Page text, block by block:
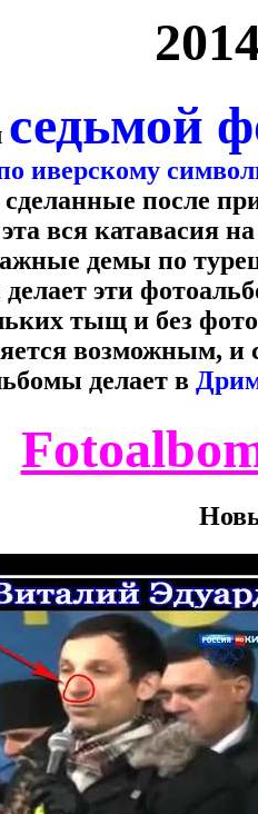
седьмой
иверскому
после
вся катавасия
демы по
делает эти
тыщ и без
возможным, и
делает в